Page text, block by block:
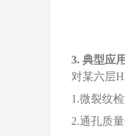
3. 典型应
对某六层
1.微裂纹
2.通孔质